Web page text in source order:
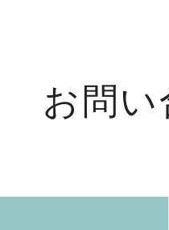
お問い